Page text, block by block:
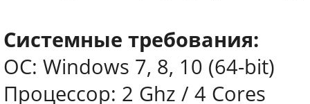
Системные требования:
ОС: Windows 7, 8, 10 (64-bit)
Процессор: 2 Ghz / 4 Cores